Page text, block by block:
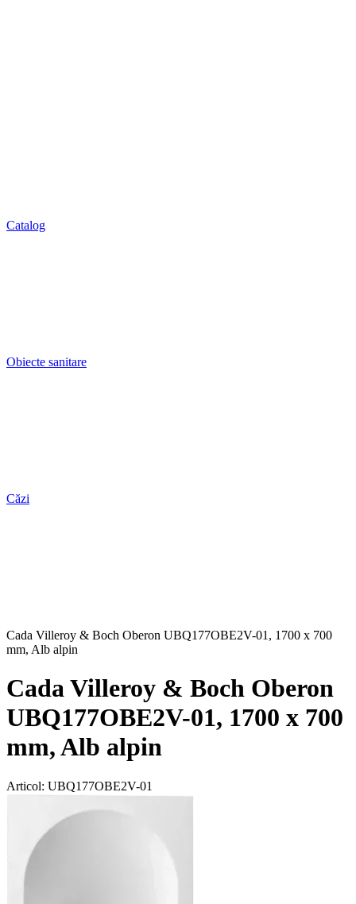
Catalog
Obiecte sanitare
Căzi
Cada Villeroy & Boch Oberon UBQ177OBE2V-01, 1700 x 700
mm, Alb alpin
Cada Villeroy & Boch Oberon
UBQ177OBE2V-01, 1700 x 700
mm, Alb alpin
Articol: UBQ177OBE2V-01